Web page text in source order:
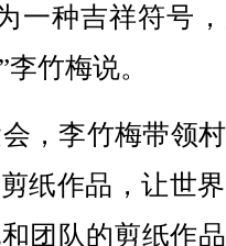
一种吉祥符号
竹梅说。
李竹梅带领
纸作品，让世
团队的剪纸作